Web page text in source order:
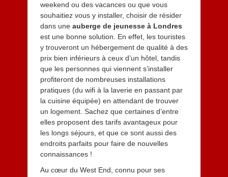
weekend ou des vacances ou que vous
souhaitiez vous y installer, choisir de résider
dans une auberge de jeunesse à Londres
est une bonne solution. En effet, les touristes
y trouveront un hébergement de qualité à des
prix bien inférieurs à ceux d’un hôtel, tandis
que les personnes qui viennent s’installer
profiteront de nombreuses installations
pratiques (du wifi à la laverie en passant par
la cuisine équipée) en attendant de trouver
un logement. Sachez que certaines d’entre
elles proposent des tarifs avantageux pour
les longs séjours, et que ce sont aussi des
endroits parfaits pour faire de nouvelles
connaissances !
Au cœur du West End, connu pour ses